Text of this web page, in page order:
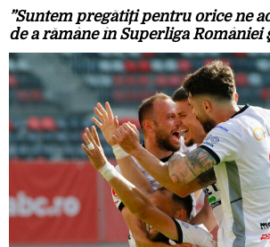
”Suntem pregătiți pentru orice ne
de a rămâne în Superliga României